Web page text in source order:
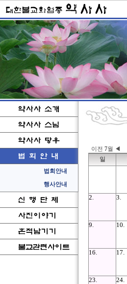
이전 7월 ◀
일
2. 3.
9. 10.
16. 17.
23. 24.